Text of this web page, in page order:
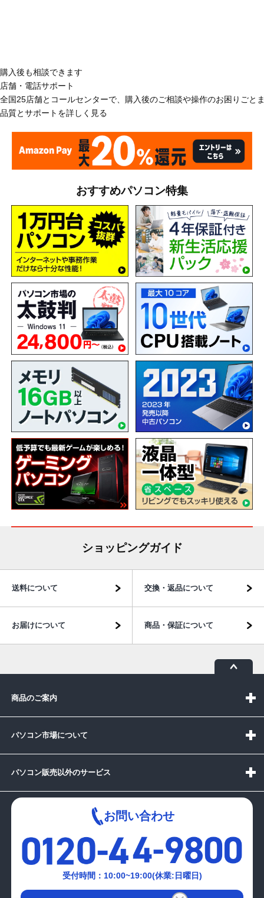
購入後も相談できます
店舗・電話サポート
全国25店舗とコールセンターで、購入後のご相談や操作のお困りごと
品質とサポートを詳しく見る
おすすめパソコン特集
ショッピングガイド
送料について 交換・返品について
お届けについて 商品・保証について
商品のご案内
パソコン市場について
パソコン販売以外のサービス
お問い合わせ
受付時間：10:00~19:00(休業:日曜日)